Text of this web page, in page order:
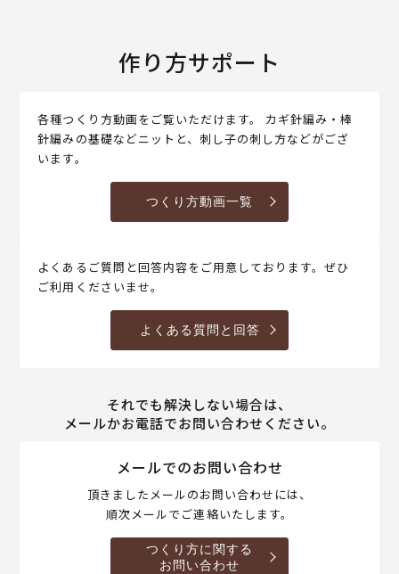
作り方サポート
各種つくり方動画をご覧いただけます。 カギ針編み・棒
針編みの基礎などニットと、刺し子の刺し方などがござ
います。
つくり方動画一覧
よくあるご質問と回答内容をご用意しております。ぜひ
ご利用くださいませ。
よくある質問と回答
それでも解決しない場合は、
メールかお電話でお問い合わせください。
メールでのお問い合わせ
頂きましたメールのお問い合わせには、
順次メールでご連絡いたします。
つくり方に関する
お問い合わせ